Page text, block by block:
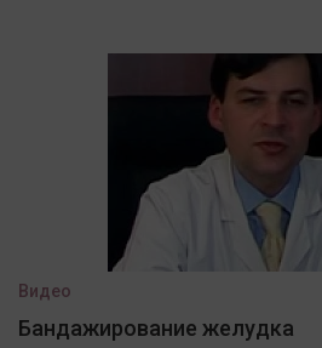
Видео
Бандажирование желудка